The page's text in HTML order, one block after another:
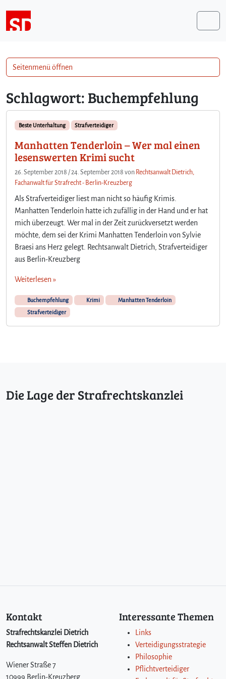
Schlagwort: Buchempfehlung
Beste Unterhaltung Strafverteidiger
Manhatten Tenderloin – Wer mal einen
lesenswerten Krimi sucht
26. September 2018 /24. September 2018 von Rechtsanwalt Dietrich,
Fachanwalt für Strafrecht - Berlin-Kreuzberg
Als Strafverteidiger liest man nicht so häufig Krimis.
Manhatten Tenderloin hatte ich zufällig in der Hand und er hat
mich überzeugt. Wer mal in der Zeit zurückversetzt werden
möchte, dem sei der Krimi Manhatten Tenderloin von Sylvie
Braesi ans Herz gelegt. Rechtsanwalt Dietrich, Strafverteidiger
aus Berlin-Kreuzberg
Weiterlesen »
Buchempfehlung Krimi
Manhatten Tenderloin
Strafverteidiger
Seitenmenü öffnen
Die Lage der Strafrechtskanzlei
Kontakt
Strafrechtskanzlei Dietrich
Rechtsanwalt Steffen Dietrich
Wiener Straße 7
10999 Berlin-Kreuzberg
Interessante Themen
Links
Verteidigungsstrategie
Philosophie
Pflichtverteidiger